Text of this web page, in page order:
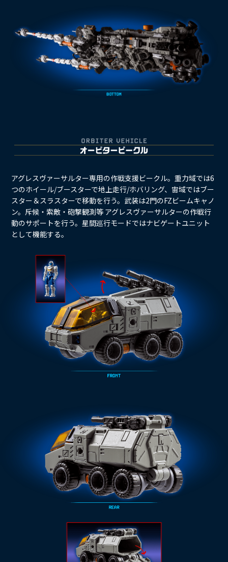
アグレスヴァーサルター専用の作戦支援ビークル。重力域では6
つのホイール/ブースターで地上走行/ホバリング、宙域ではブー
スター＆スラスターで移動を行う。武装は2門のFZビームキャノ
ン。斥候・索敵・砲撃観測等 アグレスヴァーサルターの作戦行
動のサポートを行う。星間巡行モードではナビゲートユニット
として機能する。